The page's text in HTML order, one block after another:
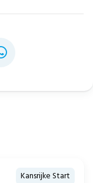
Kansrijke Start